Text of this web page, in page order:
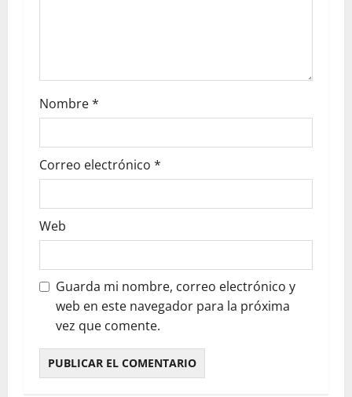
Nombre*
Correo electrónico *
Web
Guarda mi nombre, correo electrónico y
web en este navegador para la próxima
vez que comente.